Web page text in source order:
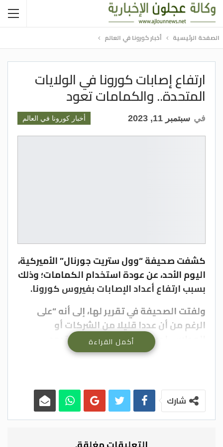
الصفحة الرئيسية أخبار كورونا في العالم
ارتفاع إصابات كورونا في الولايات
المتحدة.. والكمامات تعود
أخبار كورونا في العالم في سبتمبر 11, 2023
كشفت صحيفة “وول ستريت جورنال” الأميركية،
اليوم الأحد، عن عودة استخدام الكمامات؛ وذلك
بسبب ارتفاع أعداد الإصابات بفيروس كورونا.
ولفتت الصحيفة في تقرير لها، إلى أنه “على
الرغم من أن عددا قليلا من الشركات أو
المدارس لديها الاستعداد لإحياء القيود
السابقة خلال السنوات الأولى من الوباء، فإن ما
وقال المدير التنفيذي لإحدى شركات
التكنولوجيا، للصحيفة، إن “بعض الموظفين
أكمل القراءة
شارك